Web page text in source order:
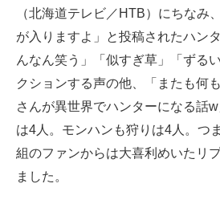
（北海道テレビ／HTB）にちなみ
が入りますよ」と投稿されたハン
んなん笑う」「似すぎ草」「ずる
クションする声の他、「またも何
さんが異世界でハンターになる話
は4人。モンハンも狩りは4人。
組のファンからは大喜利めいたリ
ました。